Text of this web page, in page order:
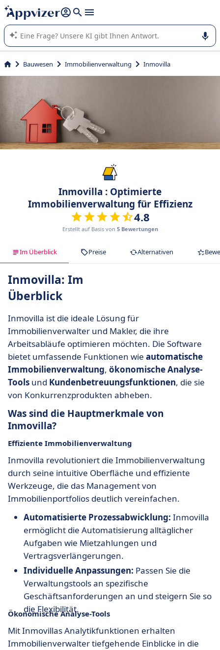
beantworten (mehrere Zeilen mit
Die KI von Appvizer führt Sie bei der Nutzung oder Auswahl
von SaaS-Software in Unternehmen.
Bauwesen Immobilienverwaltung Inmovilla
Inmovilla : Optimierte
Immobilienverwaltung für Effizienz
4.8
Erstellt auf Basis von 5 Bewertungen
Im Überblick Preise Alternativen
Inmovilla: Im
Überblick
Inmovilla ist die ideale Lösung für
Immobilienverwalter und Makler, die ihre
Arbeitsabläufe optimieren möchten. Die Software
bietet umfassende Funktionen wie automatische
Immobilienverwaltung, ökonomische Analyse-
Tools und Kundenbetreuungsfunktionen, die sie
von Konkurrenzprodukten abheben.
Was sind die Hauptmerkmale von
Inmovilla?
Effiziente Immobilienverwaltung
Inmovilla revolutioniert die Immobilienverwaltung
durch seine intuitive Oberfläche und effiziente
Werkzeuge, die das Management von
Immobilienportfolios deutlich vereinfachen.
Automatisierte Prozessabwicklung: Inmovilla
ermöglicht die Automatisierung alltäglicher
Aufgaben wie Mietzahlungen und
Vertragsverlängerungen.
Individuelle Anpassungen: Passen Sie die
Verwaltungstools an spezifische
Geschäftsanforderungen an und steigern Sie so
die Flexibilität.
Ökonomische Analyse-Tools
Mit Inmovillas Analytikfunktionen erhalten
Immobilienverwalter tiefgehende Einblicke in die